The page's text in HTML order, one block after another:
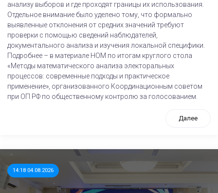
анализу выборов и где проходят границы их использования.
Отдельное внимание было уделено тому, что формально
выявленные отклонения от средних значений требуют
проверки с помощью сведений наблюдателей,
документального анализа и изучения локальной специфики.
Подробнее – в материале НОМ по итогам круглого стола
«Методы математического анализа электоральных
процессов: современные подходы и практическое
применение», организованного Координационным советом
при ОП РФ по общественному контролю за голосованием.
Далее
14:18 04.08.2026